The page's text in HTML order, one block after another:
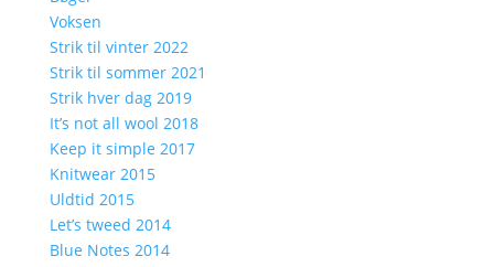
Voksen
Strik til vinter 2022
Strik til sommer 2021
Strik hver dag 2019
It’s not all wool 2018
Keep it simple 2017
Knitwear 2015
Uldtid 2015
Let’s tweed 2014
Blue Notes 2014